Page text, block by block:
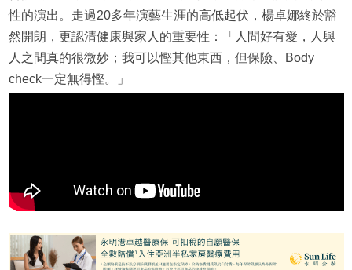
性的演出。走過20多年演藝生涯的高低起伏，楊卓娜終於豁
然開朗，更認清健康與家人的重要性：「人間好有愛，人與
人之間真的很微妙；我可以慳其他東西，但保險、Body
check一定無得慳。」